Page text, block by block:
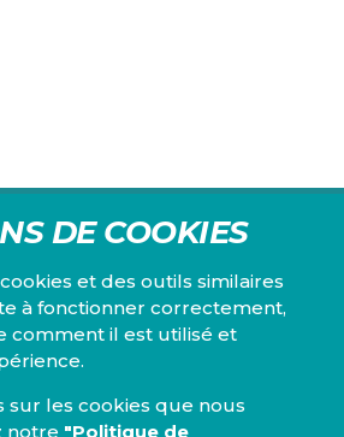
DE COOKIES
et des outils similaires
à fonctionner correctement,
comment il est utilisé et
sur les cookies que nous
notre "Politique de
l'Institut Emile Vandervelde se
sur toutes les questions d'ordre
administratif, politique,